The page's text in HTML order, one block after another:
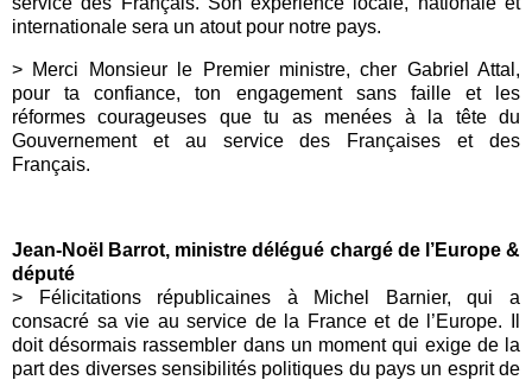
internationale sera un atout pour notre pays.
> Merci Monsieur le Premier ministre, cher Gabriel Attal,
pour ta confiance, ton engagement sans faille et les
réformes courageuses que tu as menées à la tête du
Gouvernement et au service des Françaises et des
Français.
Jean-Noël Barrot, ministre délégué chargé de l’Europe &
député
> Félicitations républicaines à Michel Barnier, qui a
consacré sa vie au service de la France et de l’Europe. Il
doit désormais rassembler dans un moment qui exige de la
part des diverses sensibilités politiques du pays un esprit de